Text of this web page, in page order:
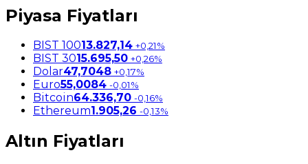
Piyasa Fiyatları
BIST 10013.827,14 +0,21%
BIST 3015.695,50 +0,26%
Dolar47,7048 +0,17%
Euro55,0084 -0,01%
Bitcoin64.336,70 -0,16%
Ethereum1.905,26 -0,13%
Altın Fiyatları